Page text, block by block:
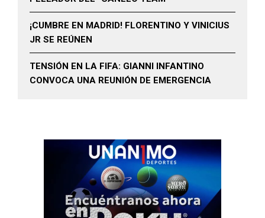
¡CUMBRE EN MADRID! FLORENTINO Y VINICIUS
JR SE REÚNEN
TENSIÓN EN LA FIFA: GIANNI INFANTINO
CONVOCA UNA REUNIÓN DE EMERGENCIA